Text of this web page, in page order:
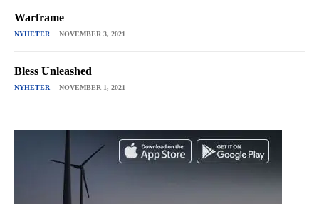
Warframe
NYHETER NOVEMBER 3, 2021
Bless Unleashed
NYHETER NOVEMBER 1, 2021